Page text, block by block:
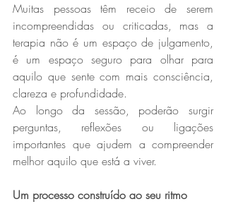
Muitas pessoas têm receio de serem
incompreendidas ou criticadas, mas a
terapia não é um espaço de julgamento,
é um espaço seguro para olhar para
aquilo que sente com mais consciência,
clareza e profundidade.
Ao longo da sessão, poderão surgir
perguntas, reflexões ou ligações
importantes que ajudem a compreender
melhor aquilo que está a viver.
Um processo construído ao seu ritmo